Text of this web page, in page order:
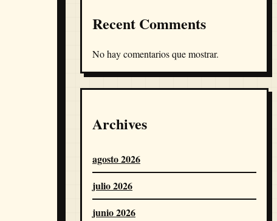
Recent Comments
No hay comentarios que mostrar.
Archives
agosto 2026
julio 2026
junio 2026